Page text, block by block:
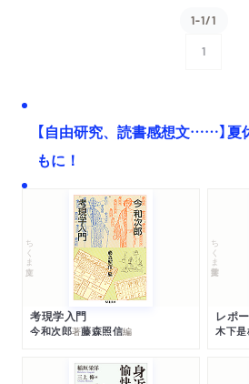
1-1/1
1
【自由研究、読書感想文……】夏
もに！
ちくま文庫
考現学入門
今和次郎著藤森照信編
ちくま学芸文庫
レポ
木下